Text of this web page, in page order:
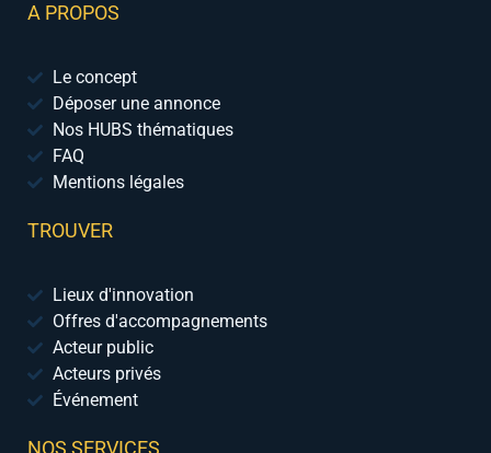
A PROPOS
Le concept
Déposer une annonce
Nos HUBS thématiques
FAQ
Mentions légales
TROUVER
Lieux d'innovation
Offres d'accompagnements
Acteur public
Acteurs privés
Événement